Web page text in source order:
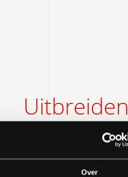
Over
Uitbreiden
bouwen